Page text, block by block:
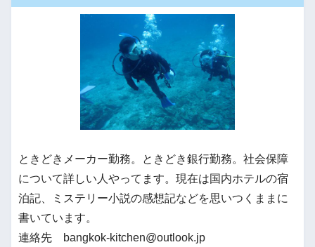
ときどきメーカー勤務。ときどき銀行勤務。社会保障
について詳しい人やってます。現在は国内ホテルの宿
泊記、ミステリー小説の感想記などを思いつくままに
書いています。
連絡先 bangkok-kitchen@outlook.jp